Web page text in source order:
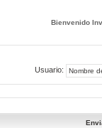
Bienvenido
Usuario: